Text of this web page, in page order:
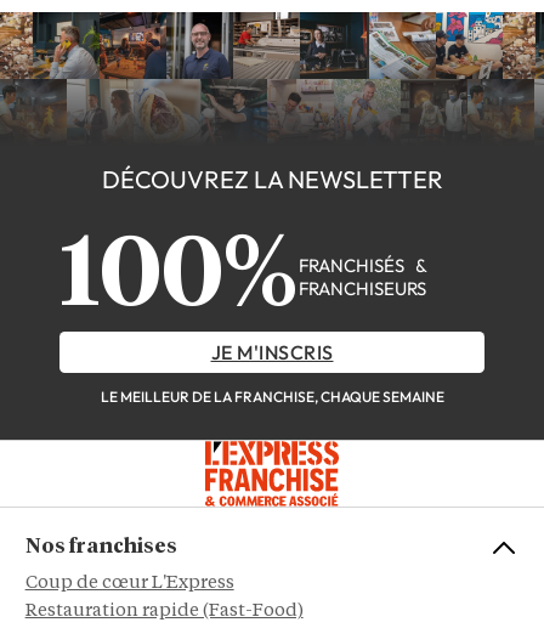
DÉCOUVREZ LA NEWSLETTER
100% FRANCHISÉS &
FRANCHISEURS
JE M'INSCRIS
LE MEILLEUR DE LA FRANCHISE, CHAQUE SEMAINE
Nos franchises
Coup de cœur L'Express
Restauration rapide (Fast-Food)